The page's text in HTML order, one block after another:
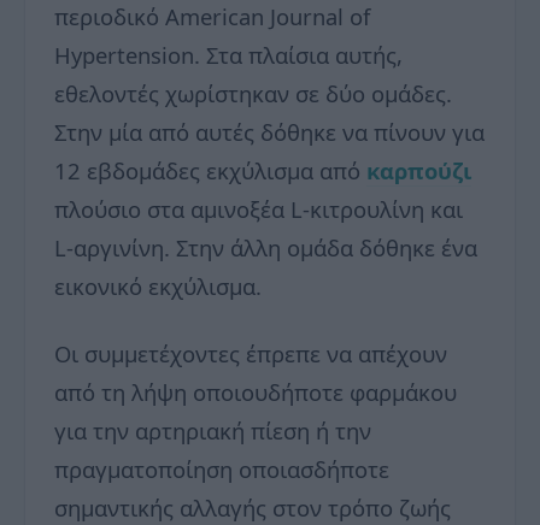
περιοδικό American Journal of
Hypertension. Στα πλαίσια αυτής,
εθελοντές χωρίστηκαν σε δύο ομάδες.
Στην μία από αυτές δόθηκε να πίνουν για
12 εβδομάδες εκχύλισμα από καρπούζι
πλούσιο στα αμινοξέα L-κιτρουλίνη και
L-αργινίνη. Στην άλλη ομάδα δόθηκε ένα
εικονικό εκχύλισμα.
Οι συμμετέχοντες έπρεπε να απέχουν
από τη λήψη οποιουδήποτε φαρμάκου
για την αρτηριακή πίεση ή την
πραγματοποίηση οποιασδήποτε
σημαντικής αλλαγής στον τρόπο ζωής